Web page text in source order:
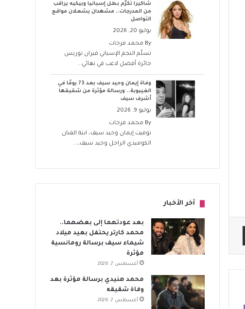
مشاركة بالبريد
شاكيرا تكرّم بطل إسبانيا وبيكيه يراقب
من المدرجات.. مشهدان يشعلان مواقع
التواصل
يوليو 20, 2026
By محمد فرحات
تسلّم النجم الإسباني فيران توريس
جائزة أفضل لاعب في نهائي...
وفاة إيمان وحيد سيف بعد 73 يومًا في
الغيبوبة.. ورسالة مؤثرة من شقيقها
أشرف سيف
يوليو 9, 2026
By محمد فرحات
توفيت إيمان وحيد سيف، ابنة الفنان
الكوميدي الراحل وحيد سيف،...
آخر الأخبار
بعد عودتهما إلى بعضهما..
محمد كارتر يحتفل بعيد ميلاد
شيماء سيف برسالة رومانسية
مؤثرة
أغسطس 7, 2026
محمد هنيدي برسالة مؤثرة بعد
وفاة شقيقه
أغسطس 7, 2026